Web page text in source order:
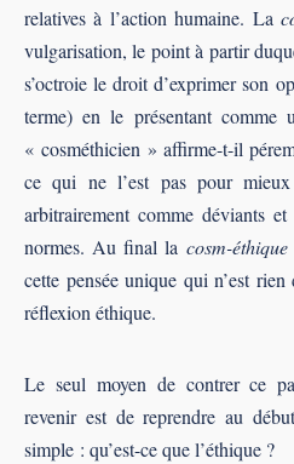
relatives à l’action humaine. La
vulgarisation, le point à partir
s’octroie le droit d’exprimer son
terme) en le présentant comme
« cosméthicien » affirme-t-il
ce qui ne l’est pas pour
arbitrairement comme déviants et
normes. Au final la cosm-éthique
cette pensée unique qui n’est rien
réflexion éthique.
Le seul moyen de contrer ce
revenir est de reprendre au
simple : qu’est-ce que l’éthique ?